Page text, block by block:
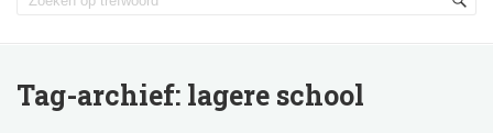
Tag-archief: lagere school